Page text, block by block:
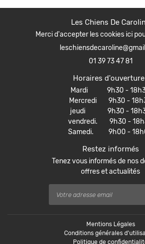
Les Chiens De
Merci d'accepter les cookies ici
01 39 73 47 81
Horaires
Mardi 9h30 -
Mercredi 9h30 -
jeudi 9h30 -
vendredi. 9h30 -
Samedi. 9h00 -
Restez informés
Tenez vous informés de nos
offres et actualités
Mentions Légales
Conditions générales
Politique de